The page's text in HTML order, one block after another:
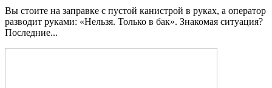
Вы стоите на заправке с пустой канистрой в руках, а оператор
разводит руками: «Нельзя. Только в бак». Знакомая ситуация?
Последние...